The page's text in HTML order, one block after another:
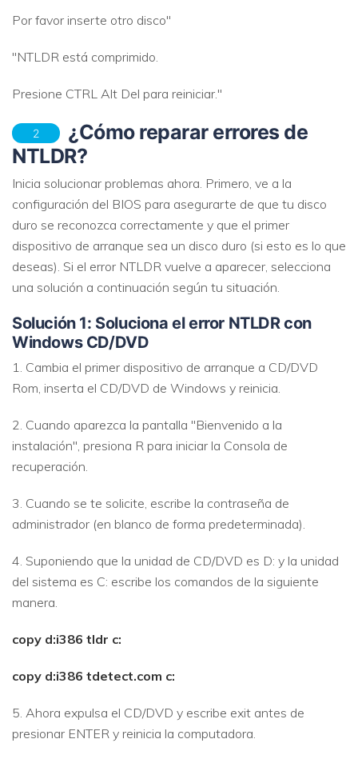
Por favor inserte otro disco"
"NTLDR está comprimido.
Presione CTRL Alt Del para reiniciar."
2
¿Cómo reparar errores de
NTLDR?
Inicia solucionar problemas ahora. Primero, ve a la
configuración del BIOS para asegurarte de que tu disco
duro se reconozca correctamente y que el primer
dispositivo de arranque sea un disco duro (si esto es lo que
deseas). Si el error NTLDR vuelve a aparecer, selecciona
una solución a continuación según tu situación.
Solución 1: Soluciona el error NTLDR con
Windows CD/DVD
1. Cambia el primer dispositivo de arranque a CD/DVD
Rom, inserta el CD/DVD de Windows y reinicia.
2. Cuando aparezca la pantalla "Bienvenido a la
instalación", presiona R para iniciar la Consola de
recuperación.
3. Cuando se te solicite, escribe la contraseña de
administrador (en blanco de forma predeterminada).
4. Suponiendo que la unidad de CD/DVD es D: y la unidad
del sistema es C: escribe los comandos de la siguiente
manera.
copy d:i386 tldr c:
copy d:i386 tdetect.com c:
5. Ahora expulsa el CD/DVD y escribe exit antes de
presionar ENTER y reinicia la computadora.